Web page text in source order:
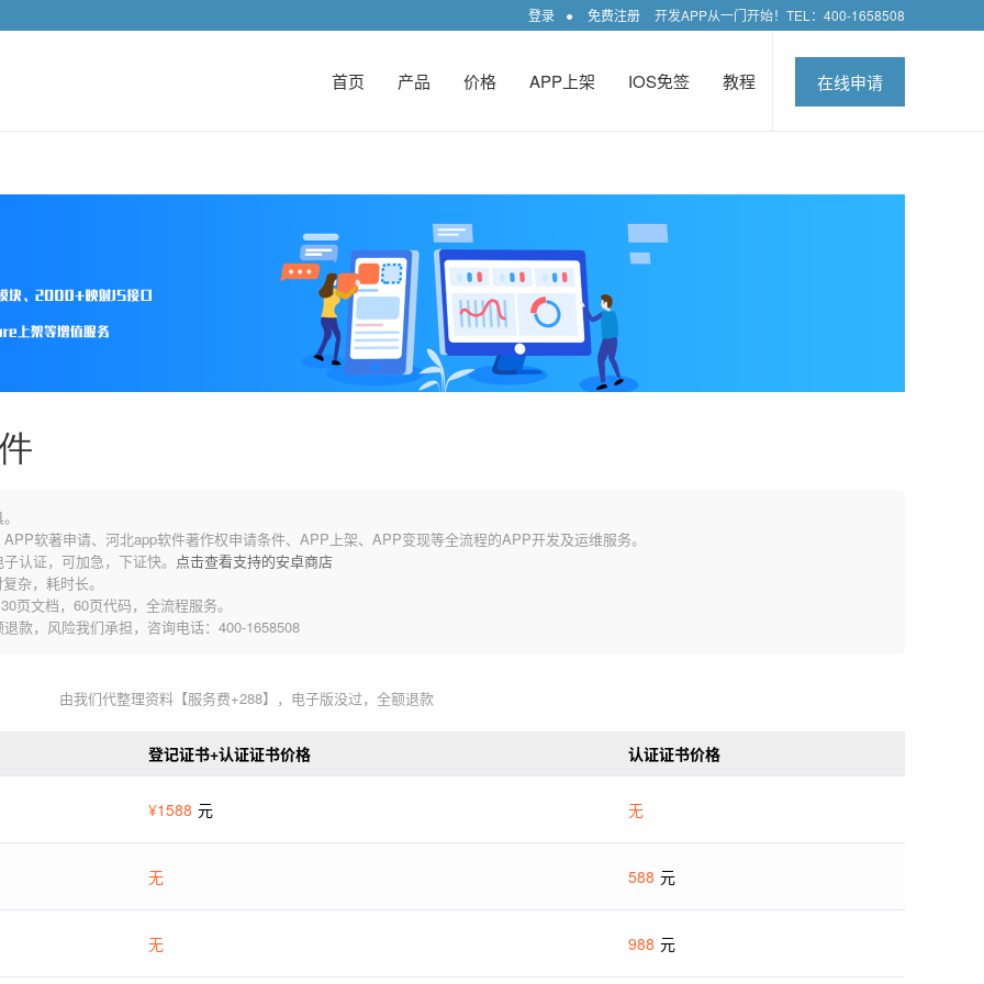
登录 ● 免费注册 开发APP从一门开始！TEL：400-1658508
首页 产品 价格 APP上架 IOS免签 教程 在线申请
软著申请、河北app软件著作权申请条件、APP上架、APP变现等全流程的APP开发及运维服务。
认证，可加急，下证快。 点击查看支持的安卓商店
杂，耗时长。
页文档，60页代码，全流程服务。
款，风险我们承担，咨询电话：400-1658508
由我们代整理资料【服务费+288】，电子版没过，全额退款
登记证书+认证证书价格 认证证书价格
¥1588 元 无
无 588 元
无 988 元